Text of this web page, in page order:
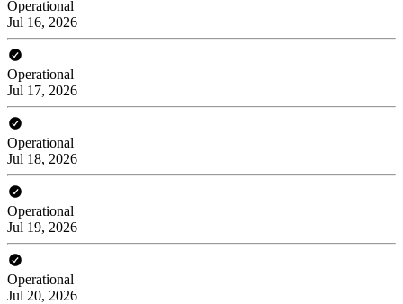
Operational
Jul 16, 2026
Operational
Jul 17, 2026
Operational
Jul 18, 2026
Operational
Jul 19, 2026
Operational
Jul 20, 2026